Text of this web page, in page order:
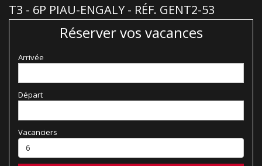
T3 - 6P PIAU-ENGALY - RÉF. GENT2-53
Réserver vos vacances
Arrivée
Départ
Vacanciers